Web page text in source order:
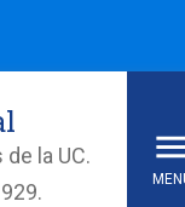
la UC.